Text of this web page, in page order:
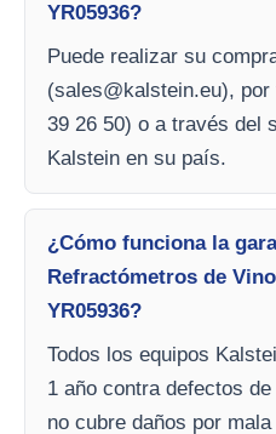
YR05936?
Puede realizar su
(sales@kalstein.eu), por
39 26 50) o a través del
Kalstein en su país.
¿Cómo funciona la
Refractómetros de
YR05936?
Todos los equipos
1 año contra defectos
no cubre daños por